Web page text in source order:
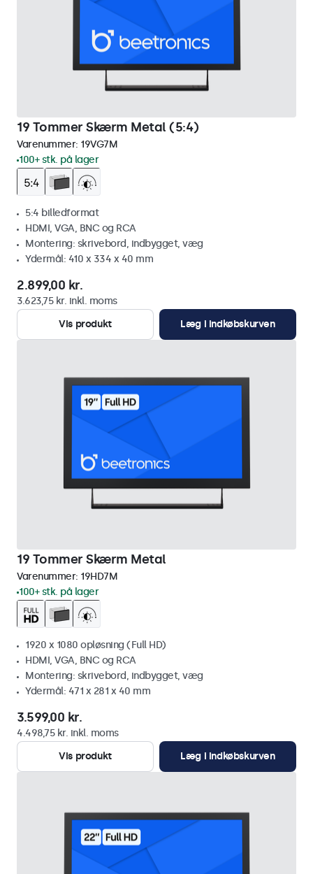
19 Tommer Skærm Metal (5:4)
Varenummer: 19VG7M
100+ stk. på lager
5:4 billedformat
HDMI, VGA, BNC og RCA
Montering: skrivebord, indbygget, væg
Ydermål: 410 x 334 x 40 mm
2.899,00 kr.
3.623,75 kr. inkl. moms
Vis produkt
Læg i indkøbskurven
19 Tommer Skærm Metal
Varenummer: 19HD7M
100+ stk. på lager
1920 x 1080 opløsning (Full HD)
HDMI, VGA, BNC og RCA
Montering: skrivebord, indbygget, væg
Ydermål: 471 x 281 x 40 mm
3.599,00 kr.
4.498,75 kr. inkl. moms
Vis produkt
Læg i indkøbskurven